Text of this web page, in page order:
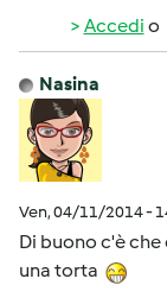
Accedi o
Nasina
Ven, 04/11/2014 -
Di buono c'è
una torta